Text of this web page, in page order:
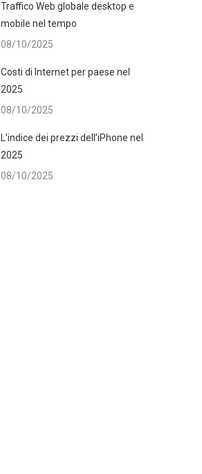
Traffico Web globale desktop e
mobile nel tempo
08/10/2025
Costi di Internet per paese nel
2025
08/10/2025
L’indice dei prezzi dell’iPhone nel
2025
08/10/2025